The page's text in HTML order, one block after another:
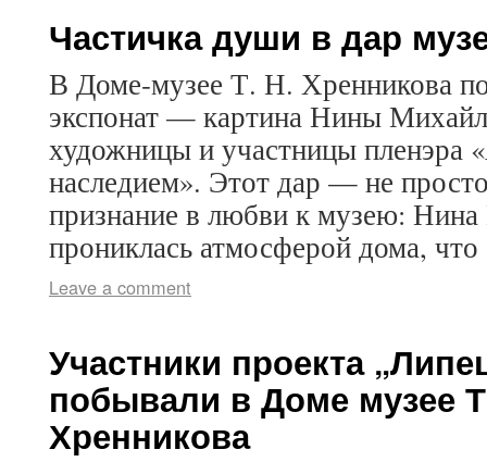
Частичка души в дар
В Доме‑музее Т. Н. Хренникова
экспонат — картина Нины
художницы и участницы пленэра
наследием». Этот дар — не
признание в любви к музею:
прониклась атмосферой дома,
Leave a comment
Участники проекта
побывали в Доме музее
Хренникова